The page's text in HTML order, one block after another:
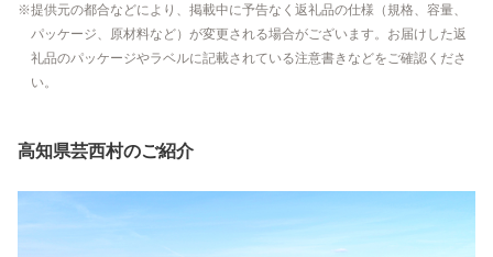
提供元の都合などにより、掲載中に予告なく返礼品の仕様（規格、容量、
パッケージ、原材料など）が変更される場合がございます。お届けした返
礼品のパッケージやラベルに記載されている注意書きなどをご確認くださ
い。
高知県芸西村のご紹介